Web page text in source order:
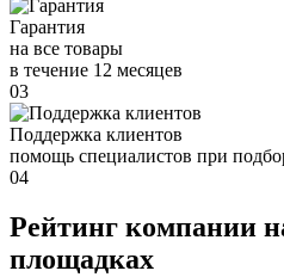
Гарантия
на все товары
в течение 12 месяцев
03
Поддержка клиентов
помощь специалистов при
04
Рейтинг компании
площадках